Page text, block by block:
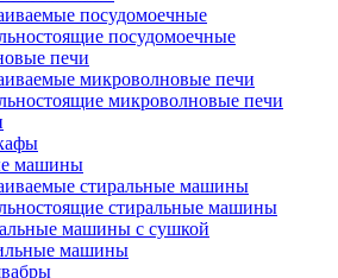
посудомоечные
посудомоечные
печи
микроволновые печи
микроволновые печи
машины
стиральные машины
стиральные машины
машины с сушкой
машины